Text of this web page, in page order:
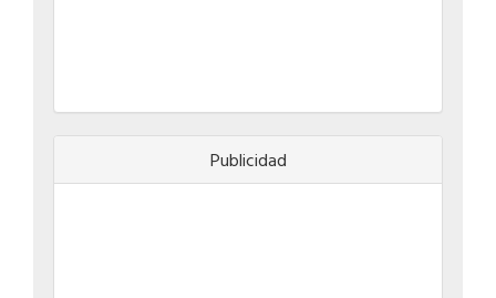
Publicidad